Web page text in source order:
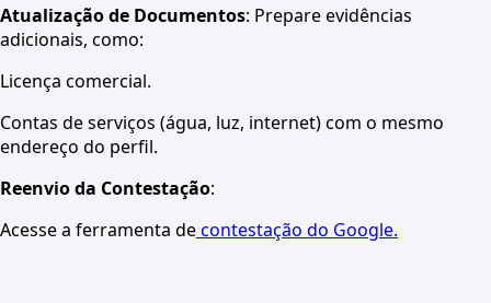
Atualização de Documentos: Prepare evidências
adicionais, como:
Licença comercial.
Contas de serviços (água, luz, internet) com o mesmo
endereço do perfil.
Reenvio da Contestação:
Acesse a ferramenta decontestação do Google.